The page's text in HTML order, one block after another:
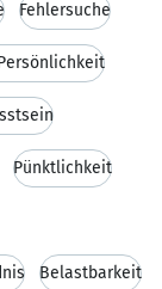
Fehlersuche
Pünktlichkeit
Belastbarkeit